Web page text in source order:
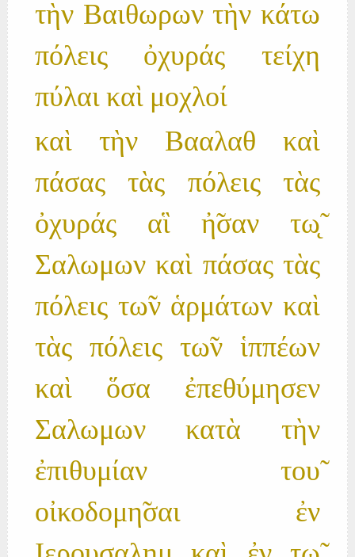
τὴν Βαιθωρων τὴν κάτω
πόλεις ὀχυράς τείχη
πύλαι καὶ μοχλοί
καὶ τὴν Βααλαθ καὶ
πάσας τὰς πόλεις τὰς
ὀχυράς αἳ ἠ̃σαν τω̨̃
Σαλωμων καὶ πάσας τὰς
πόλεις τω̃ν ἁρμάτων καὶ
τὰς πόλεις τω̃ν ἱππέων
καὶ ὅσα ἐπεθύμησεν
Σαλωμων κατὰ τὴν
ἐπιθυμίαν του̃
οἰκοδομη̃σαι ἐν